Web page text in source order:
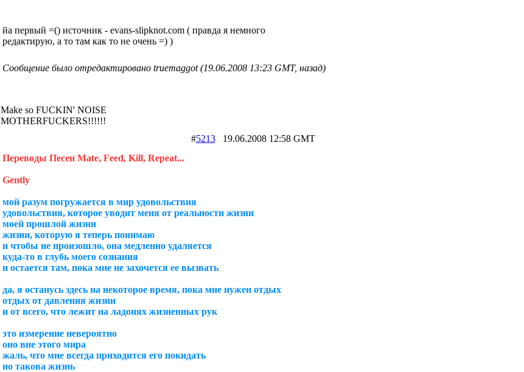
йа первый =() источник - evans-slipknot.com ( правда я немного
редактирую, а то там как то не очень =) )
Сообщение было отредактировано truemaggot (19.06.2008 13:23 GMT, назад)
Make so FUCKIN' NOISE
MOTHERFUCKERS!!!!!!
#521319.06.2008 12:58 GMT
Переводы Песен Mate, Feed, Kill, Repeat...
Gently
мой разум погружается в мир удовольствия
удовольствия, которое уводит меня от реальности жизни
моей прошлой жизни
жизни, которую я теперь понимаю
и чтобы не произошло, она медленно удаляется
куда-то в глубь моего сознания
и остается там, пока мне не захочется ее вызвать
да, я останусь здесь на некоторое время, пока мне нужен отдых
отдых от давления жизни
и от всего, что лежит на ладонях жизненных рук
это измерение невероятно
оно вне этого мира
жаль, что мне всегда приходится его покидать
но такова жизнь